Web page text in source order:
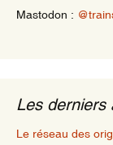
Mastodon :
Les derniers
Le réseau des